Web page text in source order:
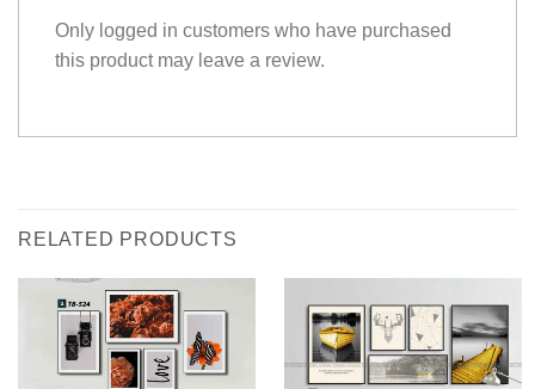
Only logged in customers who have purchased
this product may leave a review.
RELATED PRODUCTS